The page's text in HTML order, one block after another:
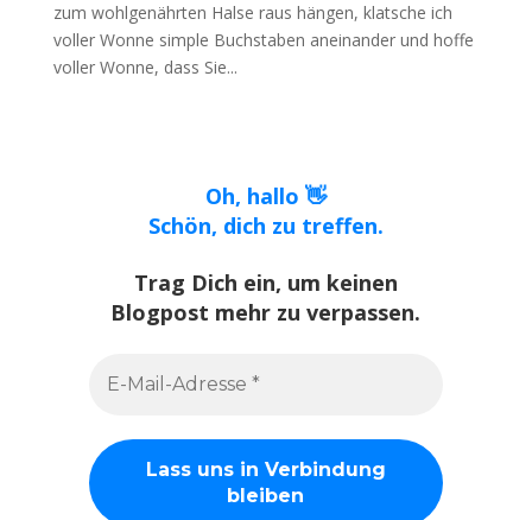
zum wohlgenährten Halse raus hängen, klatsche ich
voller Wonne simple Buchstaben aneinander und hoffe
voller Wonne, dass Sie...
Oh, hallo 👋
Schön, dich zu treffen.
Trag Dich ein, um keinen
Blogpost mehr zu verpassen.